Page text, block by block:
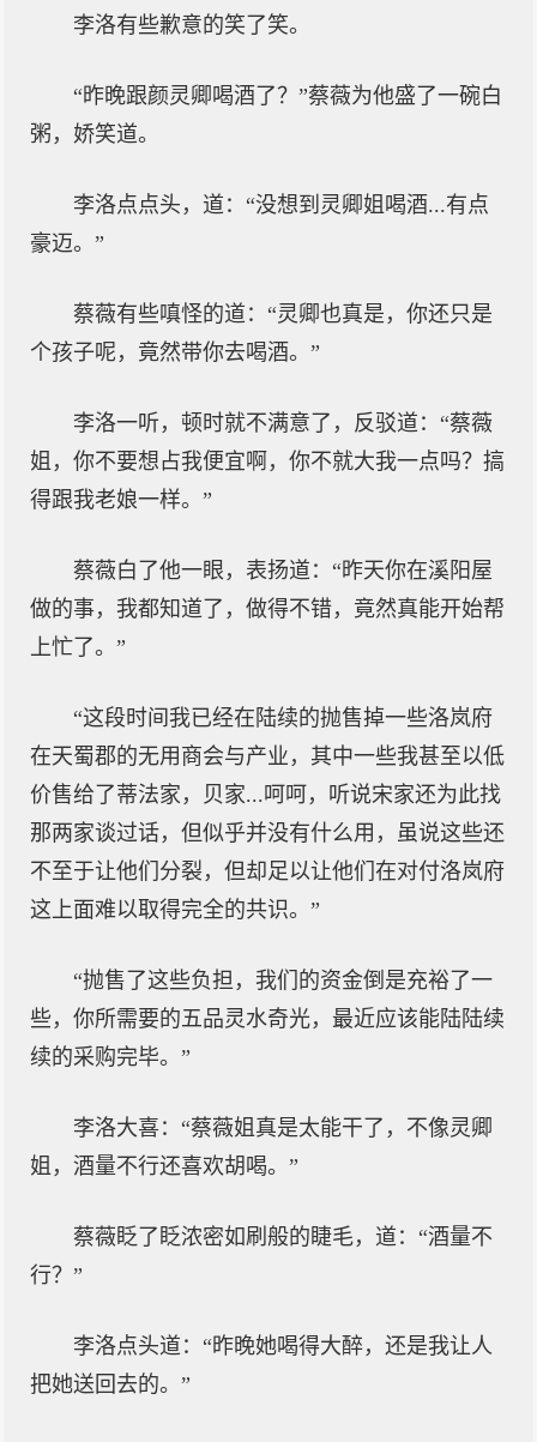
李洛有些歉意的笑了笑。
“昨晚跟颜灵卿喝酒了？”蔡薇为他盛了一碗白
粥，娇笑道。
李洛点点头，道：“没想到灵卿姐喝酒...有点
豪迈。”
蔡薇有些嗔怪的道：“灵卿也真是，你还只是
个孩子呢，竟然带你去喝酒。”
李洛一听，顿时就不满意了，反驳道：“蔡薇
姐，你不要想占我便宜啊，你不就大我一点吗？搞
得跟我老娘一样。”
蔡薇白了他一眼，表扬道：“昨天你在溪阳屋
做的事，我都知道了，做得不错，竟然真能开始帮
上忙了。”
“这段时间我已经在陆续的抛售掉一些洛岚府
在天蜀郡的无用商会与产业，其中一些我甚至以低
价售给了蒂法家，贝家...呵呵，听说宋家还为此找
那两家谈过话，但似乎并没有什么用，虽说这些还
不至于让他们分裂，但却足以让他们在对付洛岚府
这上面难以取得完全的共识。”
“抛售了这些负担，我们的资金倒是充裕了一
些，你所需要的五品灵水奇光，最近应该能陆陆续
续的采购完毕。”
李洛大喜：“蔡薇姐真是太能干了，不像灵卿
姐，酒量不行还喜欢胡喝。”
蔡薇眨了眨浓密如刷般的睫毛，道：“酒量不
行？”
李洛点头道：“昨晚她喝得大醉，还是我让人
把她送回去的。”